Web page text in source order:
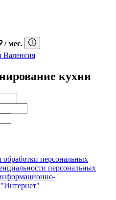
/ мес.
Валенсия
кухни
обработки персональных
персональных